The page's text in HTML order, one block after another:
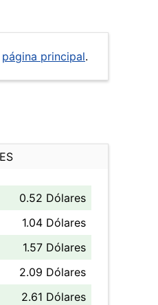
página principal.
0.52 Dólares
1.04 Dólares
1.57 Dólares
2.09 Dólares
2.61 Dólares